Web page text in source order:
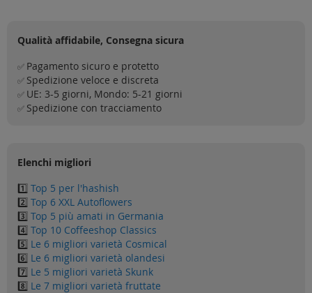
Qualità affidabile, Consegna sicura
✅ Pagamento sicuro e protetto
✅ Spedizione veloce e discreta
✅ UE: 3-5 giorni, Mondo: 5-21 giorni
✅ Spedizione con tracciamento
Elenchi migliori
1️⃣ Top 5 per l'hashish
2️⃣ Top 6 XXL Autoflowers
3️⃣ Top 5 più amati in Germania
4️⃣ Top 10 Coffeeshop Classics
5️⃣ Le 6 migliori varietà Cosmical
6️⃣ Le 6 migliori varietà olandesi
7️⃣ Le 5 migliori varietà Skunk
8️⃣ Le 7 migliori varietà fruttate